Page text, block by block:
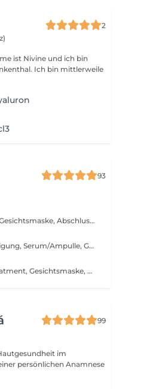
2
mittlerweile
93
(Hautreinigung, Enzympeeling, Serum, Gesichtsmaske, Abschlusspflege) Alle Gesichtsbehandlungen werden individuell angepasst. Alle verwendeten Produkte und Massagearten werden dem Hauttyp gerecht gewählt.
(Hautreinigung, Enzympeeling, Ausreinigung, Serum/Ampulle, Gesichtsmassage, Gesichtsmaske, Abschlusspflege) Alle Gesichtsbehandlungen werden individuell angepasst. Alle verwendeten Produkte und Massagearten werden dem Hauttyp gerecht gewählt.
(Hautreinigung, Analyse, Aquafacial Treatment, Gesichtsmaske, Gesichtsmassage, Abschlusspflege) Das Aquafacial Treatment ist für alle Hauttypen geeignet. Durch die absolut schonende und schmerzfreie Behandlung wird der Haut zu mehr Elastizität, Hautgesundheit und Frische verholfen. Das Hautbild wird deutlich verbessert. Das spezielle Treatment sorgt für einen ebenmäßigeren Teint und lässt die Haut wieder strahlen. Außerdem wird die Haut Porentief gereinigt, die Poren werden verfeinert und gleichzeitig wird die Haut aufnahmefähiger für Wirkstoffe. Die Reduzierung und Vorbeugung von Pigmentflecken und kleinen Fältchen wird gewährleistet. Alle Gesichtsbehandlungen werden individuell angepasst. Alle verwendeten Produkte und Massagearten werden dem Hauttyp gerecht gewählt.
99
im
persönlichen Anamnese